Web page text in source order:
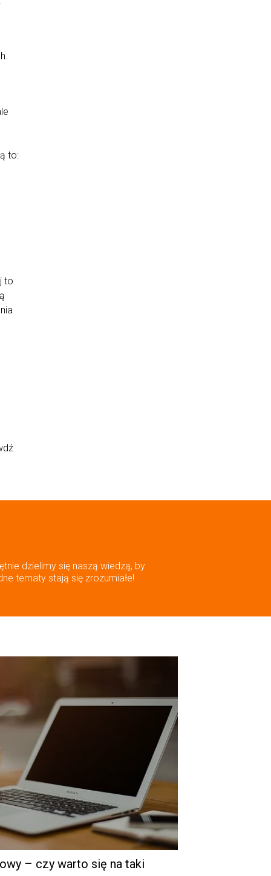
to:
to
dzielimy się naszą wiedzą, by
tematy stają się zrozumiałe!
– czy warto się na taki